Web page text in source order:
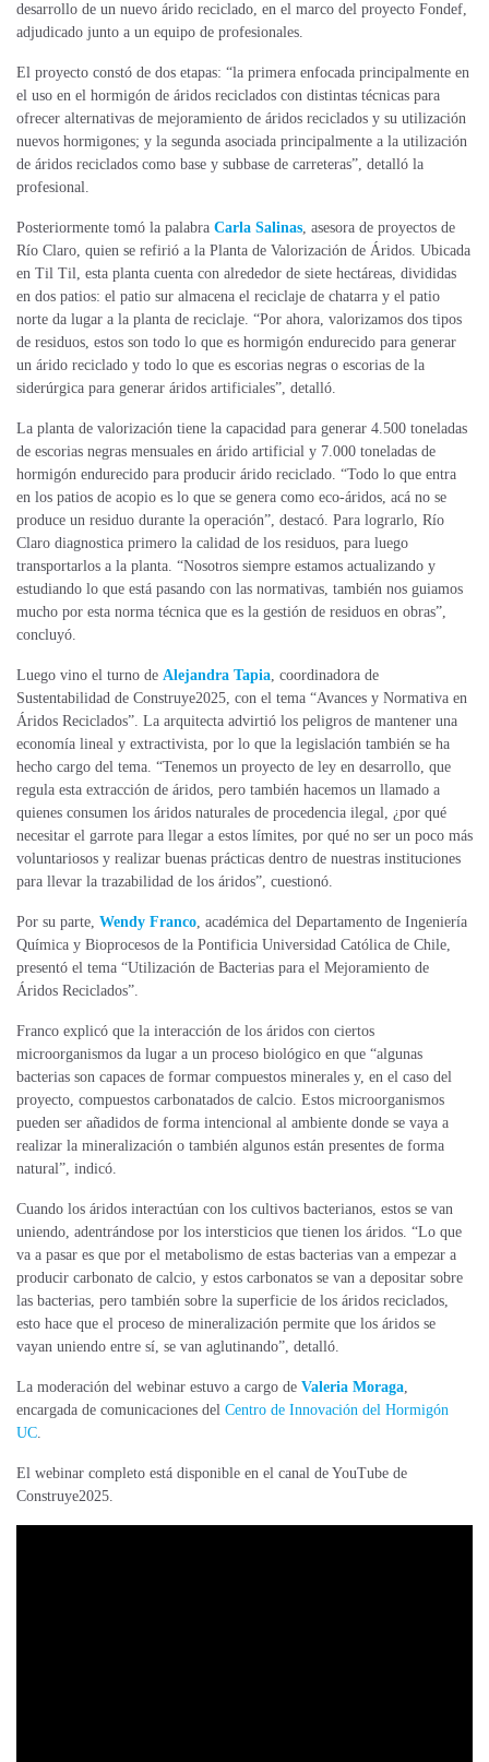
desarrollo de un nuevo árido reciclado, en el marco del proyecto Fondef,
adjudicado junto a un equipo de profesionales.
El proyecto constó de dos etapas: “la primera enfocada principalmente en
el uso en el hormigón de áridos reciclados con distintas técnicas para
ofrecer alternativas de mejoramiento de áridos reciclados y su utilización
nuevos hormigones; y la segunda asociada principalmente a la utilización
de áridos reciclados como base y subbase de carreteras”, detalló la
profesional.
Posteriormente tomó la palabra Carla Salinas, asesora de proyectos de
Río Claro, quien se refirió a la Planta de Valorización de Áridos. Ubicada
en Til Til, esta planta cuenta con alrededor de siete hectáreas, divididas
en dos patios: el patio sur almacena el reciclaje de chatarra y el patio
norte da lugar a la planta de reciclaje. “Por ahora, valorizamos dos tipos
de residuos, estos son todo lo que es hormigón endurecido para generar
un árido reciclado y todo lo que es escorias negras o escorias de la
siderúrgica para generar áridos artificiales”, detalló.
La planta de valorización tiene la capacidad para generar 4.500 toneladas
de escorias negras mensuales en árido artificial y 7.000 toneladas de
hormigón endurecido para producir árido reciclado. “Todo lo que entra
en los patios de acopio es lo que se genera como eco-áridos, acá no se
produce un residuo durante la operación”, destacó. Para lograrlo, Río
Claro diagnostica primero la calidad de los residuos, para luego
transportarlos a la planta. “Nosotros siempre estamos actualizando y
estudiando lo que está pasando con las normativas, también nos guiamos
mucho por esta norma técnica que es la gestión de residuos en obras”,
concluyó.
Luego vino el turno de Alejandra Tapia, coordinadora de
Sustentabilidad de Construye2025, con el tema “Avances y Normativa en
Áridos Reciclados”. La arquitecta advirtió los peligros de mantener una
economía lineal y extractivista, por lo que la legislación también se ha
hecho cargo del tema. “Tenemos un proyecto de ley en desarrollo, que
regula esta extracción de áridos, pero también hacemos un llamado a
quienes consumen los áridos naturales de procedencia ilegal, ¿por qué
necesitar el garrote para llegar a estos límites, por qué no ser un poco más
voluntariosos y realizar buenas prácticas dentro de nuestras instituciones
para llevar la trazabilidad de los áridos”, cuestionó.
Por su parte, Wendy Franco, académica del Departamento de Ingeniería
Química y Bioprocesos de la Pontificia Universidad Católica de Chile,
presentó el tema “Utilización de Bacterias para el Mejoramiento de
Áridos Reciclados”.
Franco explicó que la interacción de los áridos con ciertos
microorganismos da lugar a un proceso biológico en que “algunas
bacterias son capaces de formar compuestos minerales y, en el caso del
proyecto, compuestos carbonatados de calcio. Estos microorganismos
pueden ser añadidos de forma intencional al ambiente donde se vaya a
realizar la mineralización o también algunos están presentes de forma
natural”, indicó.
Cuando los áridos interactúan con los cultivos bacterianos, estos se van
uniendo, adentrándose por los intersticios que tienen los áridos. “Lo que
va a pasar es que por el metabolismo de estas bacterias van a empezar a
producir carbonato de calcio, y estos carbonatos se van a depositar sobre
las bacterias, pero también sobre la superficie de los áridos reciclados,
esto hace que el proceso de mineralización permite que los áridos se
vayan uniendo entre sí, se van aglutinando”, detalló.
La moderación del webinar estuvo a cargo de Valeria Moraga,
encargada de comunicaciones del Centro de Innovación del Hormigón
UC.
El webinar completo está disponible en el canal de YouTube de
Construye2025.